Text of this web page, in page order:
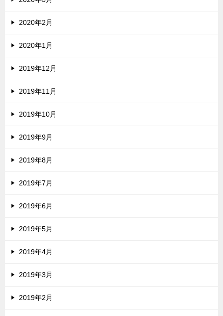
2020年2月
2020年1月
2019年12月
2019年11月
2019年10月
2019年9月
2019年8月
2019年7月
2019年6月
2019年5月
2019年4月
2019年3月
2019年2月